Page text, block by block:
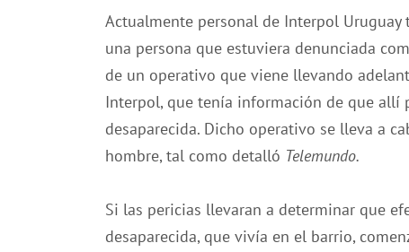
Actualmente personal de Interpol
una persona que estuviera denunciada
de un operativo que viene llevando
Interpol, que tenía información de que allí
desaparecida. Dicho operativo se lleva a
hombre, tal como detalló Telemundo.
Si las pericias llevaran a determinar que
desaparecida, que vivía en el barrio,